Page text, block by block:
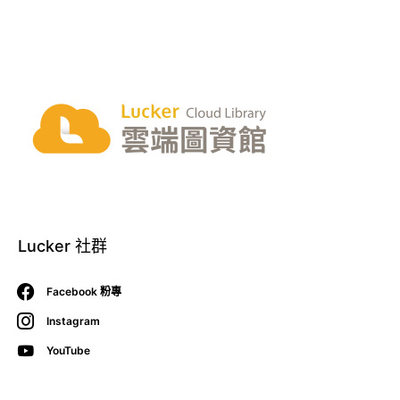
Lucker 社群
Facebook 粉專
Instagram
YouTube